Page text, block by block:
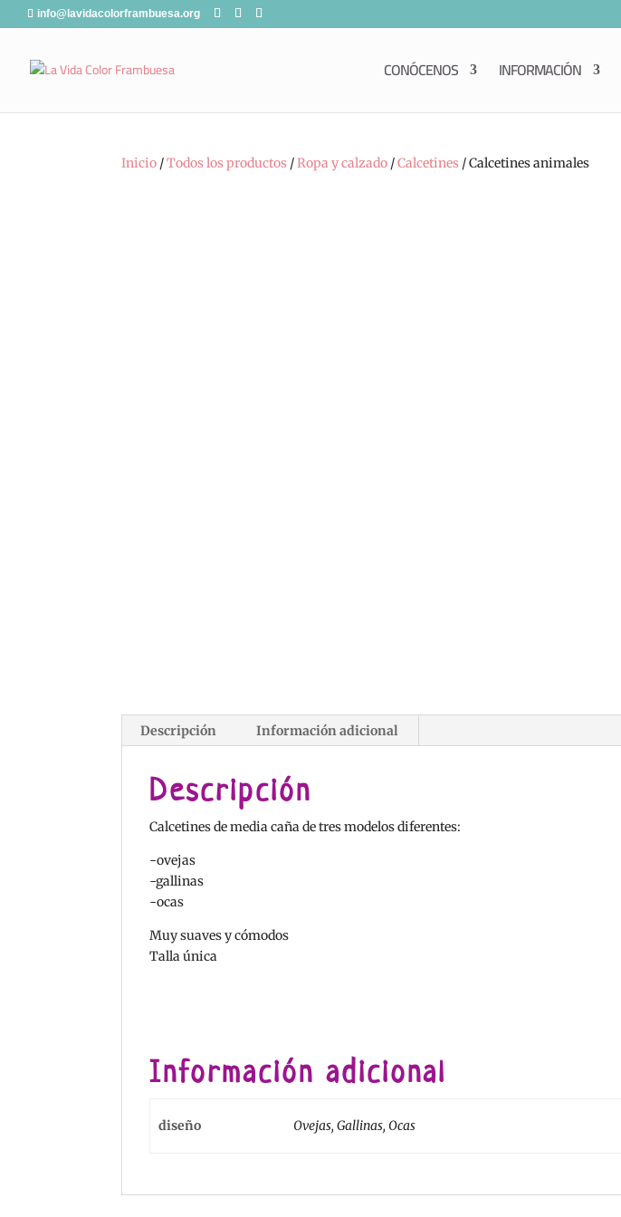
info@lavidacolorframbuesa.org
CONÓCENOS INFORMACIÓN
Inicio /Todos los productos /Ropa y calzado /Calcetines / Calcetines animales
Descripción Información adicional
Descripción
Calcetines de media caña de tres modelos diferentes:
-ovejas
-gallinas
-ocas
Muy suaves y cómodos
Talla única
Información adicional
diseño Ovejas, Gallinas, Ocas